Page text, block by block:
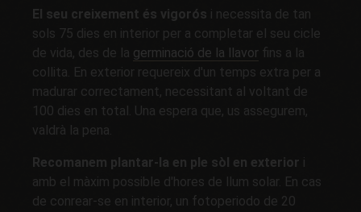
El seu creixement és vigorós i necessita de tan
sols 75 dies en interior per a completar el seu cicle
de vida, des de la germinació de la llavor fins a la
collita. En exterior requereix d'un temps extra per a
madurar correctament, necessitant al voltant de
100 dies en total. Una espera que, us assegurem,
valdrà la pena.
Recomanem plantar-la en ple sòl en exterior i
amb el màxim possible d'hores de llum solar. En cas
de conrear-se en interior, un fotoperiodo de 20